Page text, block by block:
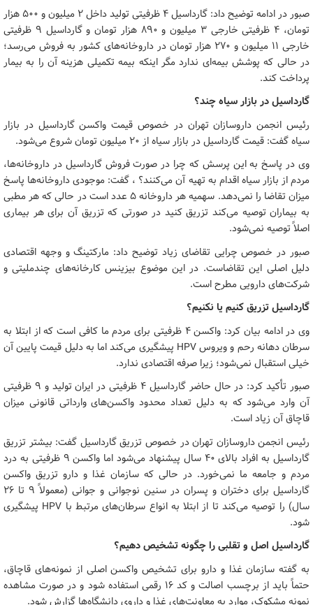
صبور در ادامه توضیح داد: گارداسیل ۴ ظرفیتی تولید داخل ۲ میلیون و ۵۰۰ هزار
تومان، ۴ ظرفیتی خارجی ۳ میلیون و ۸۹۰ هزار تومان و گارداسیل ۹ ظرفیتی
خارجی ۱۱ میلیون و ۲۷۰ هزار تومان در داروخانه‌های کشور به فروش می‌رسد؛
در حالی که پوشش بیمه‌ای ندارد مگر اینکه بیمه تکمیلی هزینه آن را به بیمار
پرداخت کند.
گارداسیل در بازار سیاه چند؟
رئیس انجمن داروسازان تهران در خصوص قیمت واکسن گارداسیل در بازار
سیاه گفت: قیمت گارداسیل در بازار سیاه از ۲۰ میلیون تومان شروع می‌شود.
وی در پاسخ به این پرسش که چرا در صورت فروش گارداسیل در داروخانه‌ها،
مردم از بازار سیاه اقدام به تهیه آن می‌کنند؟ ، گفت: موجودی داروخانه‌ها پاسخ
میزان تقاضا را نمی‌دهد. سهمیه هر داروخانه ۵ عدد است در حالی که هر مطبی
به بیماران توصیه می‌کند تزریق کنید در صورتی که تزریق آن برای هر بیماری
اصلاً توصیه نمی‌شود.
صبور در خصوص چرایی تقاضای زیاد توضیح داد: مارکتینگ و وجهه اقتصادی
دلیل اصلی این تقاضاست. در این موضوع بیزینس کارخانه‌های چندملیتی و
شرکت‌های دارویی مطرح است.
گارداسیل تزریق کنیم یا نکنیم؟
وی در ادامه بیان کرد: واکسن ۴ ظرفیتی برای مردم ما کافی است که از ابتلا به
سرطان دهانه رحم و ویروس HPV پیشگیری می‌کند اما به دلیل قیمت پایین آن
خیلی استقبال نمی‌شود؛ زیرا صرفه اقتصادی ندارد.
صبور تأکید کرد: در حال حاضر گارداسیل ۴ ظرفیتی در ایران تولید و ۹ ظرفیتی
آن وارد می‌شود که به دلیل تعداد محدود واکسن‌های وارداتی قانونی میزان
قاچاق آن زیاد است.
رئیس انجمن داروسازان تهران در خصوص تزریق گارداسیل گفت: بیشتر تزریق
گارداسیل به افراد بالای ۴۰ سال پیشنهاد می‌شود اما واکسن ۹ ظرفیتی به درد
مردم و جامعه ما نمی‌خورد. در حالی که سازمان غذا و دارو تزریق واکسن
گارداسیل برای دختران و پسران در سنین نوجوانی و جوانی (معمولاً ۹ تا ۲۶
سال) را توصیه می‌کند تا از ابتلا به انواع سرطان‌های مرتبط با HPV پیشگیری
شود.
گارداسیل اصل و تقلبی را چگونه تشخیص دهیم؟
به گفته سازمان غذا و دارو برای تشخیص واکسن اصلی از نمونه‌های قاچاق،
حتماً باید از برچسب اصالت و کد ۱۶ رقمی استفاده شود و در صورت مشاهده
نمونه مشکوک، موارد به معاونت‌های غذا و داروی دانشگاه‌ها گزارش شود.